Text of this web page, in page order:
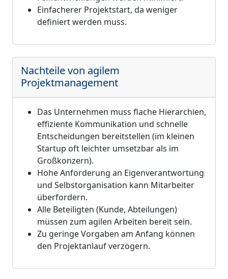
Einfacherer Projektstart, da weniger
definiert werden muss.
Nachteile von agilem
Projektmanagement
Das Unternehmen muss flache Hierarchien,
effiziente Kommunikation und schnelle
Entscheidungen bereitstellen (im kleinen
Startup oft leichter umsetzbar als im
Großkonzern).
Hohe Anforderung an Eigenverantwortung
und Selbstorganisation kann Mitarbeiter
überfordern.
Alle Beteiligten (Kunde, Abteilungen)
müssen zum agilen Arbeiten bereit sein.
Zu geringe Vorgaben am Anfang können
den Projektanlauf verzögern.